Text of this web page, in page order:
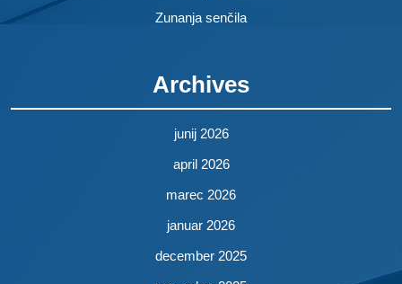
Zunanja senčila
Archives
junij 2026
april 2026
marec 2026
januar 2026
december 2025